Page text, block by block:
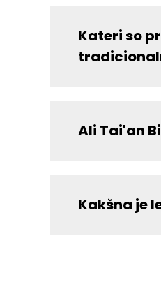
Kateri so
Ali Tai'an
Kakšna je